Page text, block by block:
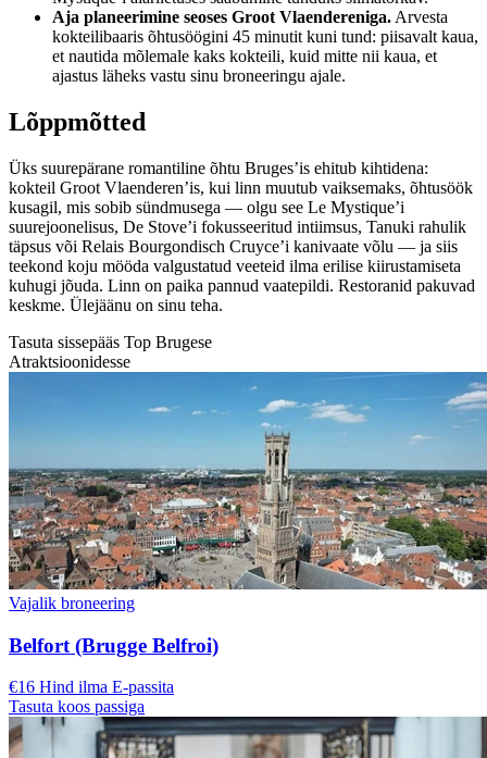
Aja planeerimine seoses Groot Vlaendereniga. Arvesta
kokteilibaaris õhtusöögini 45 minutit kuni tund: piisavalt kaua,
et nautida mõlemale kaks kokteili, kuid mitte nii kaua, et
ajastus läheks vastu sinu broneeringu ajale.
Lõppmõtted
Üks suurepärane romantiline õhtu Bruges’is ehitub kihtidena:
kokteil Groot Vlaenderen’is, kui linn muutub vaiksemaks, õhtusöök
kusagil, mis sobib sündmusega — olgu see Le Mystique’i
suurejoonelisus, De Stove’i fokusseeritud intiimsus, Tanuki rahulik
täpsus või Relais Bourgondisch Cruyce’i kanivaate võlu — ja siis
teekond koju mööda valgustatud veeteid ilma erilise kiirustamiseta
kuhugi jõuda. Linn on paika pannud vaatepildi. Restoranid pakuvad
keskme. Ülejäänu on sinu teha.
Tasuta sissepääs Top Brugese
Atraktsioonidesse
Vajalik broneering
Belfort (Brugge Belfroi)
€16 Hind ilma E-passita
Tasuta koos passiga